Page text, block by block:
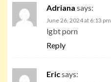
Adriana says:
June 26, 2024 at 6:13 pm
lgbt porn
Reply
Ericsays: